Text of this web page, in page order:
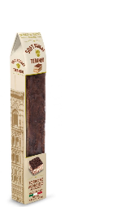
OF STOCK